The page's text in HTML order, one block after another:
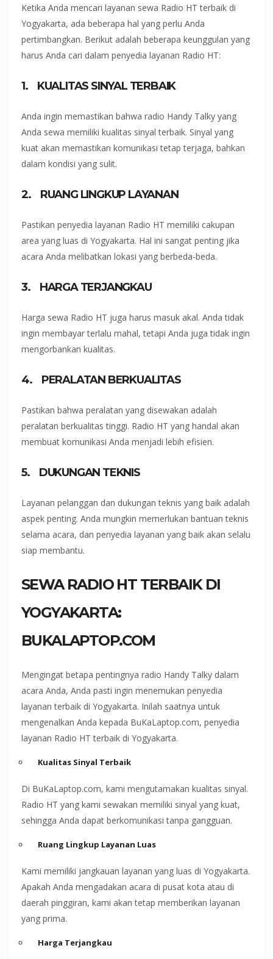
Ketika Anda mencari layanan sewa Radio HT terbaik di
Yogyakarta, ada beberapa hal yang perlu Anda
pertimbangkan. Berikut adalah beberapa keunggulan yang
harus Anda cari dalam penyedia layanan Radio HT:
1. KUALITAS SINYAL TERBAIK
Anda ingin memastikan bahwa radio Handy Talky yang
Anda sewa memiliki kualitas sinyal terbaik. Sinyal yang
kuat akan memastikan komunikasi tetap terjaga, bahkan
dalam kondisi yang sulit.
2. RUANG LINGKUP LAYANAN
Pastikan penyedia layanan Radio HT memiliki cakupan
area yang luas di Yogyakarta. Hal ini sangat penting jika
acara Anda melibatkan lokasi yang berbeda-beda.
3. HARGA TERJANGKAU
Harga sewa Radio HT juga harus masuk akal. Anda tidak
ingin membayar terlalu mahal, tetapi Anda juga tidak ingin
mengorbankan kualitas.
4. PERALATAN BERKUALITAS
Pastikan bahwa peralatan yang disewakan adalah
peralatan berkualitas tinggi. Radio HT yang handal akan
membuat komunikasi Anda menjadi lebih efisien.
5. DUKUNGAN TEKNIS
Layanan pelanggan dan dukungan teknis yang baik adalah
aspek penting. Anda mungkin memerlukan bantuan teknis
selama acara, dan penyedia layanan yang baik akan selalu
siap membantu.
SEWA RADIO HT TERBAIK DI
YOGYAKARTA:
BUKALAPTOP.COM
Mengingat betapa pentingnya radio Handy Talky dalam
acara Anda, Anda pasti ingin menemukan penyedia
layanan terbaik di Yogyakarta. Inilah saatnya untuk
mengenalkan Anda kepada BuKaLaptop.com, penyedia
layanan Radio HT terbaik di Yogyakarta.
Kualitas Sinyal Terbaik
Di BuKaLaptop.com, kami mengutamakan kualitas sinyal.
Radio HT yang kami sewakan memiliki sinyal yang kuat,
sehingga Anda dapat berkomunikasi tanpa gangguan.
Ruang Lingkup Layanan Luas
Kami memiliki jangkauan layanan yang luas di Yogyakarta.
Apakah Anda mengadakan acara di pusat kota atau di
daerah pinggiran, kami akan tetap memberikan layanan
yang prima.
Harga Terjangkau